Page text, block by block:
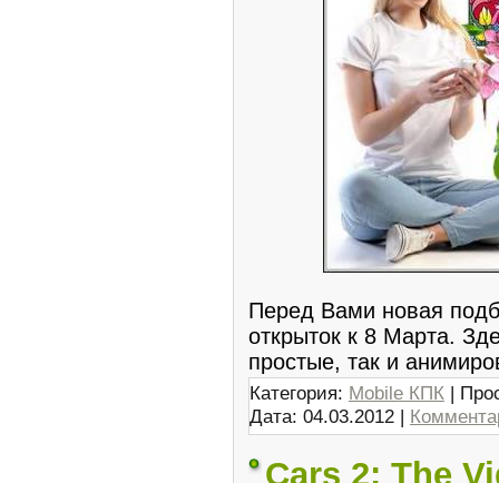
Перед Вами новая
открыток к 8 Марта.
простые, так и
Категория: Mobile КПК |
Дата: 04.03.2012 |
Cars 2: The